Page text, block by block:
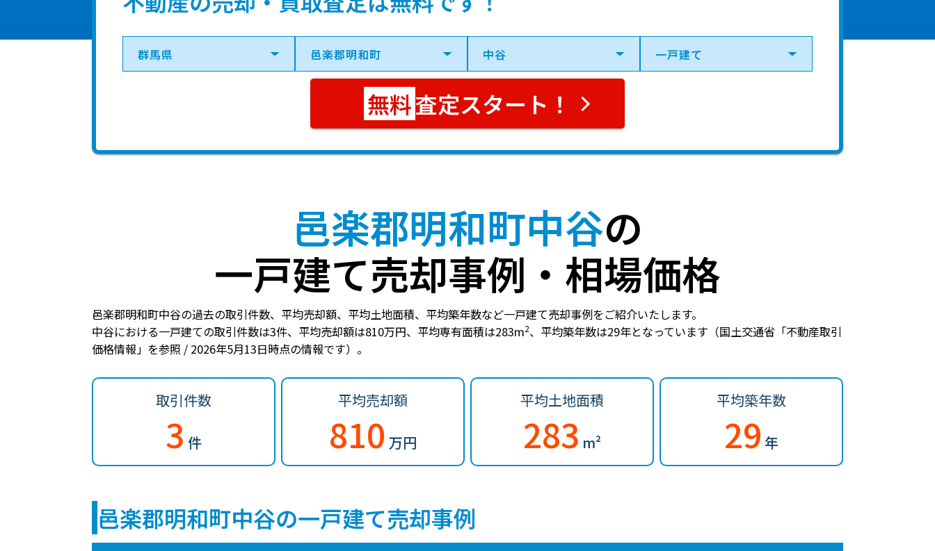
査定スタート！
邑楽郡明和町中谷の
一戸建て売却事例・相場価格
邑楽郡明和町中谷の過去の取引件数、平均売却額、平均土地面積、平均築年数など一戸建て売却事例をご紹介いたします。
中谷における一戸建ての取引件数は3件、 平均売却額は810万円、 平均専有面積は283m2、 平均築年数は29年となっています（国土交通省「不動産取引
価格情報」を参照 / 2026年5月13日時点の情報です）。
取引件数
3 件
平均売却額
810 万円
平均土地面積
283 m²
平均築年数
29 年
邑楽郡明和町中谷の一戸建て売却事例